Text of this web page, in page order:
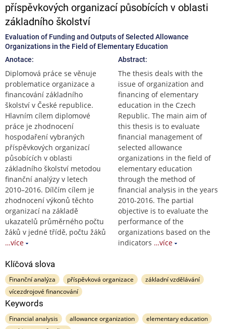
příspěvkových organizací působících v oblasti
základního školství
Evaluation of Funding and Outputs of Selected Allowance
Organizations in the Field of Elementary Education
Anotace:
Diplomová práce se věnuje
problematice organizace a
financování základního
školství v České republice.
Hlavním cílem diplomové
práce je zhodnocení
hospodaření vybraných
příspěvkových organizací
působících v oblasti
základního školství metodou
finanční analýzy v letech
2010–2016. Dílčím cílem je
zhodnocení výkonů těchto
organizací na základě
ukazatelů průměrného počtu
žáků v jedné třídě, počtu žáků
…více
Abstract:
The thesis deals with the
issue of organization and
financing of elementary
education in the Czech
Republic. The main aim of
this thesis is to evaluate
financial management of
selected allowance
organizations in the field of
elementary education
through the method of
financial analysis in the years
2010-2016. The partial
objective is to evaluate the
performance of the
organizations based on the
indicators …více
Klíčová slova
Finanční analýza příspěvková organizace
základní vzdělávání
vícezdrojové financování
Keywords
Financial analysis allowance organization
elementary education